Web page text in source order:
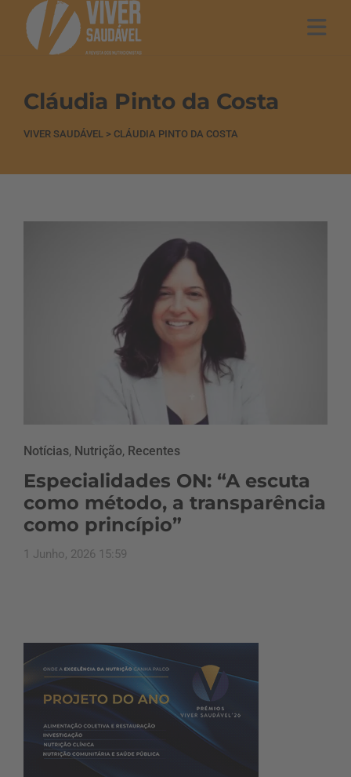
Cláudia Pinto da Costa
VIVER SAUDÁVEL > CLÁUDIA PINTO DA COSTA
Notícias, Nutrição, Recentes
Especialidades ON: “A escuta
como método, a transparência
como princípio”
1 Junho, 2026 15:59